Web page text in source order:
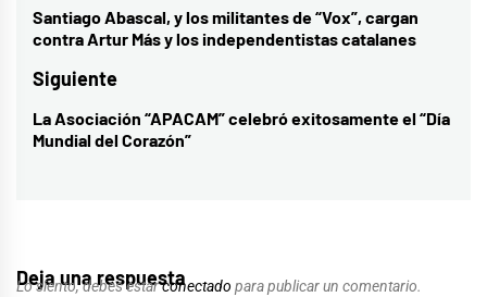
de
Entrada
anterior:
Santiago Abascal, y los militantes de “Vox”, cargan
contra Artur Más y los independentistas catalanes
Siguiente
Entrada
siguiente:
La Asociación “APACAM” celebró exitosamente el “Día
Mundial del Corazón”
Deja una respuesta
Lo siento, debes estarconectado para publicar un comentario.